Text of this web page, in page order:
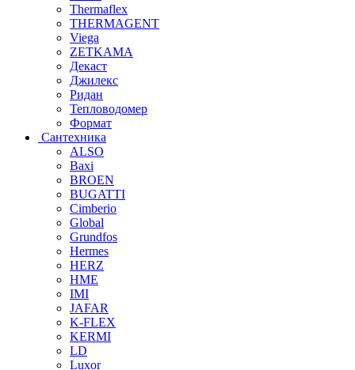
Thermaflex
THERMAGENT
Viega
ZETKAMA
Декаст
Джилекс
Ридан
Тепловодомер
Формат
Сантехника
ALSO
Baxi
BROEN
BUGATTI
Cimberio
Global
Grundfos
Hermes
HERZ
HME
IMI
JAFAR
K-FLEX
KERMI
LD
Luxor